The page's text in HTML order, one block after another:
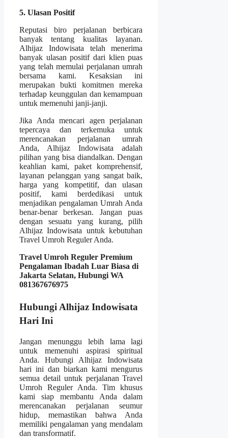
5. Ulasan Positif
Reputasi biro perjalanan berbicara
banyak tentang kualitas layanan.
Alhijaz Indowisata telah menerima
banyak ulasan positif dari klien puas
yang telah memulai perjalanan umrah
bersama kami. Kesaksian ini
merupakan bukti komitmen mereka
terhadap keunggulan dan kemampuan
untuk memenuhi janji-janji.
Jika Anda mencari agen perjalanan
tepercaya dan terkemuka untuk
merencanakan perjalanan umrah
Anda, Alhijaz Indowisata adalah
pilihan yang bisa diandalkan. Dengan
keahlian kami, paket komprehensif,
layanan pelanggan yang sangat baik,
harga yang kompetitif, dan ulasan
positif, kami berdedikasi untuk
menjadikan pengalaman Umrah Anda
benar-benar berkesan. Jangan puas
dengan sesuatu yang kurang, pilih
Alhijaz Indowisata untuk kebutuhan
Travel Umroh Reguler Anda.
Travel Umroh Reguler Premium
Pengalaman Ibadah Luar Biasa di
Jakarta Selatan, Hubungi WA
081367676975
Hubungi Alhijaz Indowisata
Hari Ini
Jangan menunggu lebih lama lagi
untuk memenuhi aspirasi spiritual
Anda. Hubungi Alhijaz Indowisata
hari ini dan biarkan kami mengurus
semua detail untuk perjalanan Travel
Umroh Reguler Anda. Tim khusus
kami siap membantu Anda dalam
merencanakan perjalanan seumur
hidup, memastikan bahwa Anda
memiliki pengalaman yang mendalam
dan transformatif.